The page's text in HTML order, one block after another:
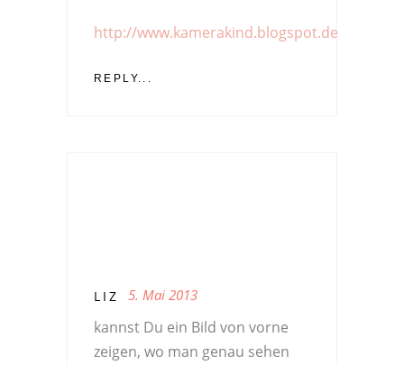
http://www.kamerakind.blogspot.de
REPLY...
LIZ 5. Mai 2013
kannst Du ein Bild von vorne
zeigen, wo man genau sehen